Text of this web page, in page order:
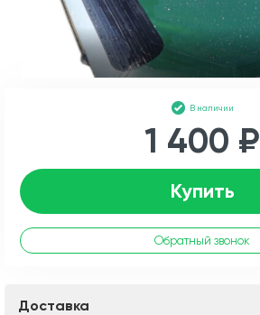
В наличии
1 400 ₽
Купить
Обратный звонок
Доставка